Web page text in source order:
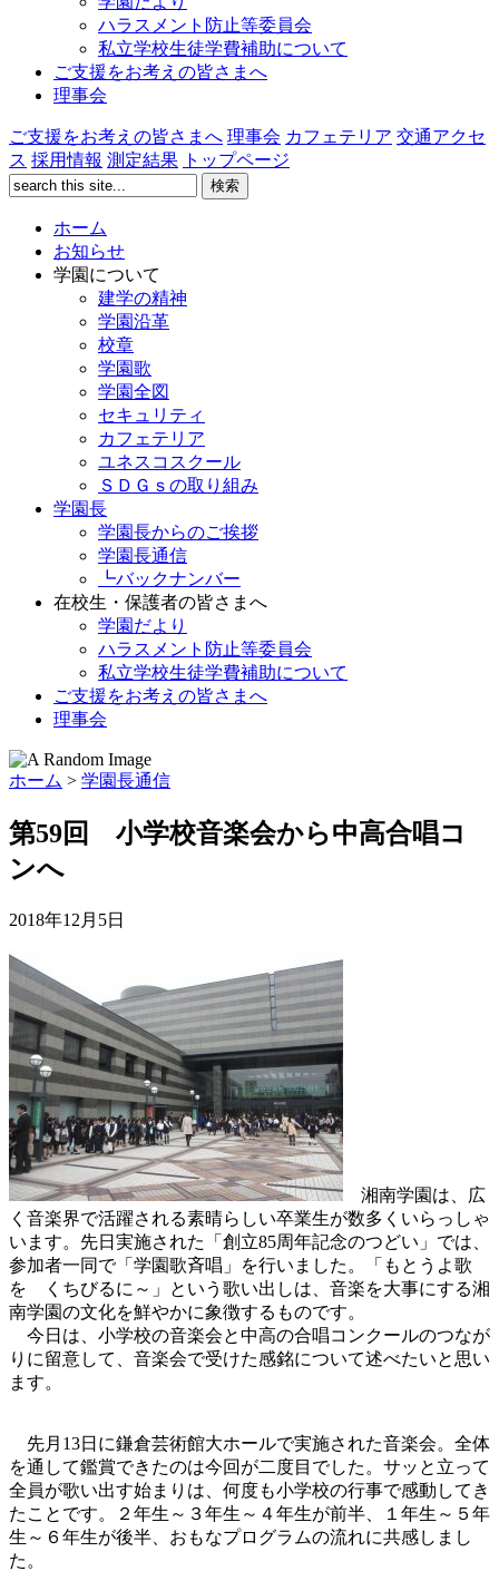
ハラスメント防止等委員会
私立学校生徒学費補助について
ご支援をお考えの皆さまへ
理事会
ご支援をお考えの皆さまへ 理事会 カフェテリア 交通アクセ
ス 採用情報 測定結果 トップページ
ホーム
お知らせ
学園について
建学の精神
学園沿革
校章
学園歌
学園全図
セキュリティ
カフェテリア
ユネスコスクール
ＳＤＧｓの取り組み
学園長
学園長からのご挨拶
学園長通信
┗バックナンバー
在校生・保護者の皆さまへ
学園だより
ハラスメント防止等委員会
私立学校生徒学費補助について
ご支援をお考えの皆さまへ
理事会
ホーム > 学園長通信
第59回 小学校音楽会から中高合唱コ
ンへ
2018年12月5日
湘南学園は、広
く音楽界で活躍される素晴らしい卒業生が数多くいらっしゃ
います。先日実施された「創立85周年記念のつどい」では、
参加者一同で「学園歌斉唱」を行いました。「もとうよ歌
を くちびるに～」という歌い出しは、音楽を大事にする湘
南学園の文化を鮮やかに象徴するものです。
今日は、小学校の音楽会と中高の合唱コンクールのつなが
りに留意して、音楽会で受けた感銘について述べたいと思い
ます。
先月13日に鎌倉芸術館大ホールで実施された音楽会。全体
を通して鑑賞できたのは今回が二度目でした。サッと立って
全員が歌い出す始まりは、何度も小学校の行事で感動してき
たことです。２年生～３年生～４年生が前半、１年生～５年
生～６年生が後半、おもなプログラムの流れに共感しまし
た。